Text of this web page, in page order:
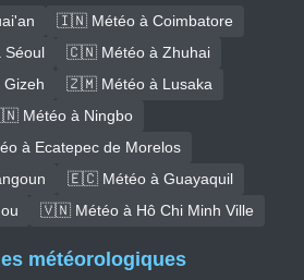
🇮🇳 Météo à Coimbatore
🇨🇳 Météo à Zhuhai
🇿🇲 Météo à Lusaka
Météo à Ningbo
à Ecatepec de Morelos
🇪🇨 Météo à Guayaquil
🇻🇳 Météo à Hô Chi Minh Ville
météorologiques